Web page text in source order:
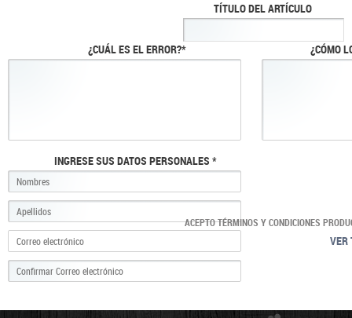
TÍTULO DEL ARTÍCULO
¿CUÁL ES EL ERROR?* ¿CÓMO
INGRESE SUS DATOS PERSONALES *
ACEPTO TÉRMINOS Y CONDICIONES
VER